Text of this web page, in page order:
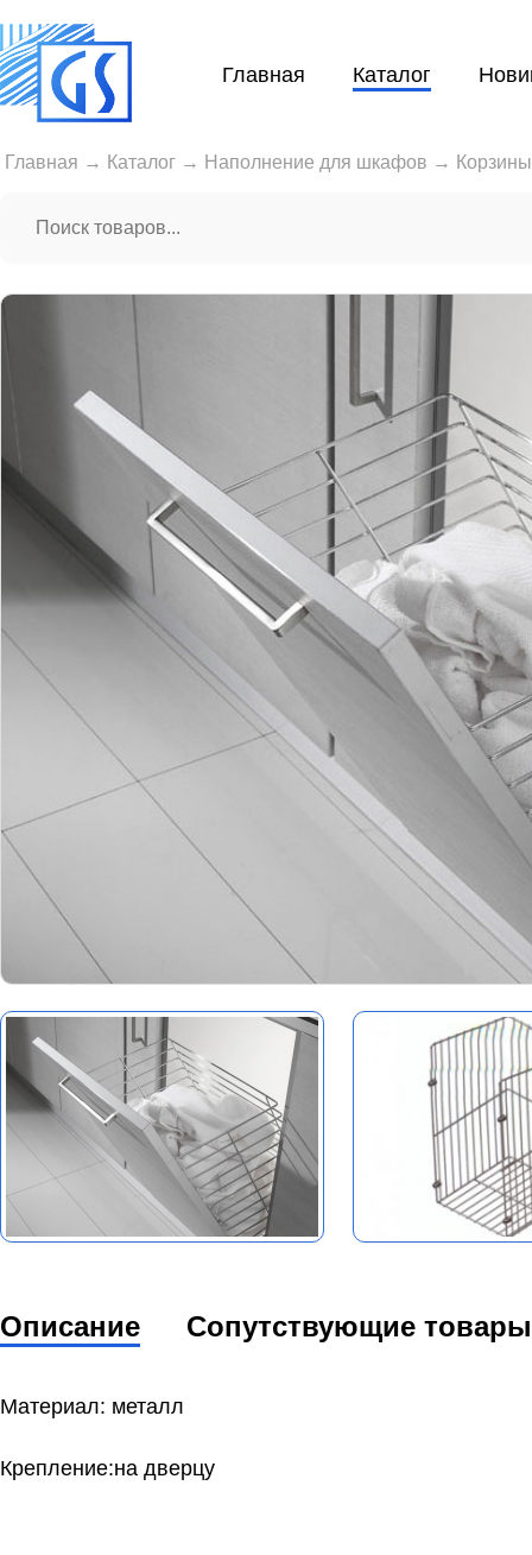
Главная Каталог
Главная → Каталог → Наполнение для шкафов →
Описание Сопутствующие товары
Материал: металл
Крепление:на дверцу